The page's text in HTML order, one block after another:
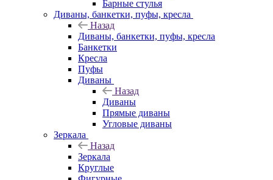
Барные стулья
Диваны, банкетки, пуфы, кресла
Назад
Диваны, банкетки, пуфы, кресла
Банкетки
Кресла
Пуфы
Диваны
Назад
Диваны
Прямые диваны
Угловые диваны
Зеркала
Назад
Зеркала
Круглые